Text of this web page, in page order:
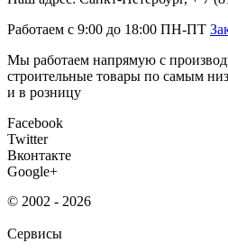
Работаем с 9:00 до 18:00 ПН-ПТ
Мы работаем напрямую с
строительные товары по самым
и в розницу
Facebook
Twitter
Вконтакте
Google+
© 2002 - 2026
Сервисы